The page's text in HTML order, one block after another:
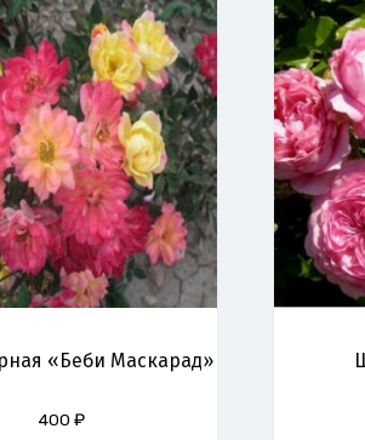
«Беби Маскарад»
400₽